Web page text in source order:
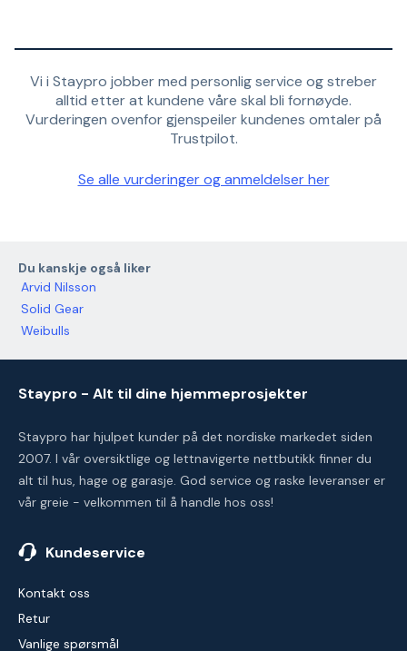
Vi i Staypro jobber med personlig service og streber
alltid etter at kundene våre skal bli fornøyde.
Vurderingen ovenfor gjenspeiler kundenes omtaler på
Trustpilot.
Se alle vurderinger og anmeldelser her
Du kanskje også liker
Arvid Nilsson
Solid Gear
Weibulls
Staypro - Alt til dine hjemmeprosjekter
Staypro har hjulpet kunder på det nordiske markedet siden
2007. I vår oversiktlige og lettnavigerte nettbutikk finner du
alt til hus, hage og garasje. God service og raske leveranser er
vår greie - velkommen til å handle hos oss!
Kundeservice
Kontakt oss
Retur
Vanlige spørsmål